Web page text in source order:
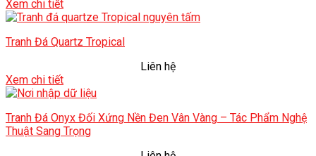
Xem chi tiết
Tranh Đá Quartz Tropical
Liên hệ
Xem chi tiết
Tranh Đá Onyx Đối Xứng Nền Đen Vân Vàng – Tác Phẩm Nghệ
Thuật Sang Trọng